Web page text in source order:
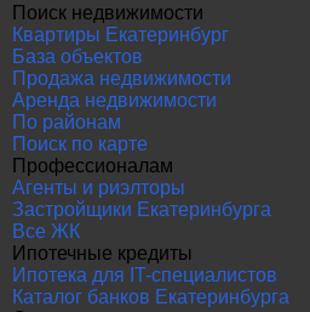
Поиск недвижимости
Квартиры Екатеринбург
База объектов
Продажа недвижимости
Аренда недвижимости
По районам
Поиск по карте
Профессионалам
Агенты и риэлторы
Застройщики Екатеринбурга
Все ЖК
Ипотечные кредиты
Ипотека для IT-специалистов
Каталог банков Екатеринбурга